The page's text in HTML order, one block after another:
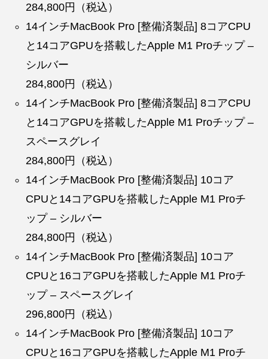
284,800円（税込）
14インチMacBook Pro [整備済製品] 8コアCPU
と14コアGPUを搭載したApple M1 Proチップ –
シルバー
284,800円（税込）
14インチMacBook Pro [整備済製品] 8コアCPU
と14コアGPUを搭載したApple M1 Proチップ –
スペースグレイ
284,800円（税込）
14インチMacBook Pro [整備済製品] 10コア
CPUと14コアGPUを搭載したApple M1 Proチ
ップ – シルバー
284,800円（税込）
14インチMacBook Pro [整備済製品] 10コア
CPUと16コアGPUを搭載したApple M1 Proチ
ップ – スペースグレイ
296,800円（税込）
14インチMacBook Pro [整備済製品] 10コア
CPUと16コアGPUを搭載したApple M1 Proチ